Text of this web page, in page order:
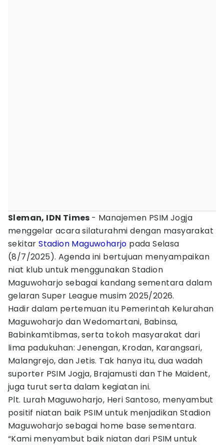
Sleman, IDN Times - Manajemen PSIM Jogja
menggelar acara silaturahmi dengan masyarakat
sekitarStadion Maguwoharjo pada Selasa
(8/7/2025). Agenda ini bertujuan menyampaikan
niat klub untuk menggunakan Stadion
Maguwoharjo sebagai kandang sementara dalam
gelaran Super League musim 2025/2026.
Hadir dalam pertemuan itu Pemerintah Kelurahan
Maguwoharjo dan Wedomartani, Babinsa,
Babinkamtibmas, serta tokoh masyarakat dari
lima padukuhan: Jenengan, Krodan, Karangsari,
Malangrejo, dan Jetis. Tak hanya itu, dua wadah
suporter PSIM Jogja, Brajamusti dan The Maident,
juga turut serta dalam kegiatan ini.
Plt. Lurah Maguwoharjo, Heri Santoso, menyambut
positif niatan baik PSIM untuk menjadikan Stadion
Maguwoharjo sebagai home base sementara.
“Kami menyambut baik niatan dari PSIM untuk